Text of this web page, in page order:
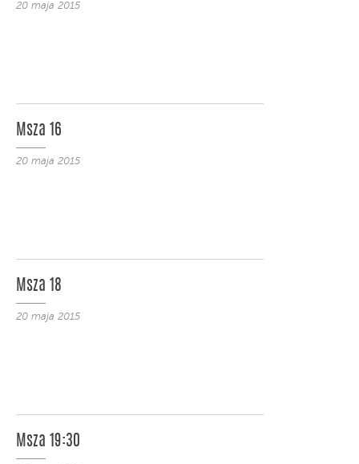
20 maja 2015
Msza 16
20 maja 2015
Msza 18
20 maja 2015
Msza 19:30